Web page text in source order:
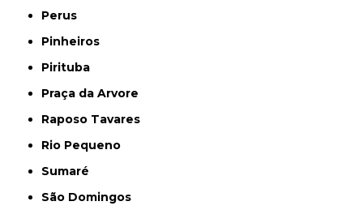
Perus
Pinheiros
Pirituba
Praça da Arvore
Raposo Tavares
Rio Pequeno
Sumaré
São Domingos